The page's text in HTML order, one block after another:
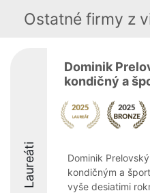
Ostatné firmy z
Laureáti
Dominik
kondičný a
Dominik
kondičným a
vyše desiatimi